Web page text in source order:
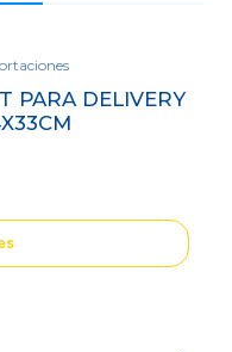
PARA DELIVERY